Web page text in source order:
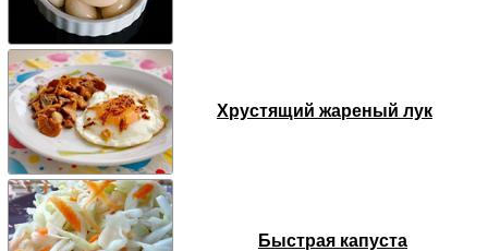
Хрустящий жареный лук
Быстрая капуста